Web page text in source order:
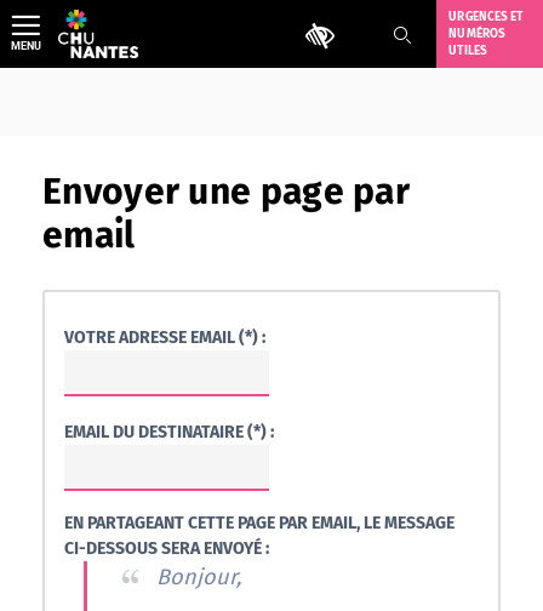
Aller
au
contenu
Outils d'accessibilité
URGENCES ET
NUMÉROS
UTILES
MENU
Envoyer une page par
email
VOTRE ADRESSE EMAIL (*) :
EMAIL DU DESTINATAIRE (*) :
EN PARTAGEANT CETTE PAGE PAR EMAIL, LE MESSAGE
CI-DESSOUS SERA ENVOYÉ :
Bonjour,